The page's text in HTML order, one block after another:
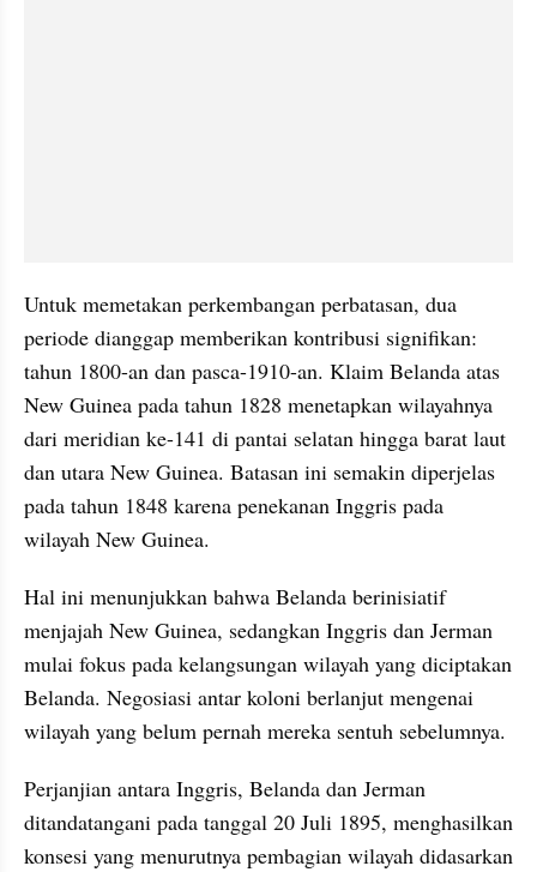
Untuk memetakan perkembangan perbatasan, dua
periode dianggap memberikan kontribusi signifikan:
tahun 1800-an dan pasca-1910-an. Klaim Belanda atas
New Guinea pada tahun 1828 menetapkan wilayahnya
dari meridian ke-141 di pantai selatan hingga barat laut
dan utara New Guinea. Batasan ini semakin diperjelas
pada tahun 1848 karena penekanan Inggris pada
wilayah New Guinea.
Hal ini menunjukkan bahwa Belanda berinisiatif
menjajah New Guinea, sedangkan Inggris dan Jerman
mulai fokus pada kelangsungan wilayah yang diciptakan
Belanda. Negosiasi antar koloni berlanjut mengenai
wilayah yang belum pernah mereka sentuh sebelumnya.
Perjanjian antara Inggris, Belanda dan Jerman
ditandatangani pada tanggal 20 Juli 1895, menghasilkan
konsesi yang menurutnya pembagian wilayah didasarkan